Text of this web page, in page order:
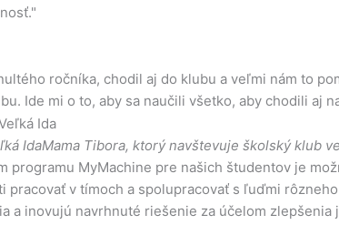
ročníka, chodil aj do klubu a veľmi nám to
Ide mi o to, aby sa naučili všetko, aby chodili aj
IdaMama Tibora, ktorý navštevuje školský klub
programu MyMachine pre našich študentov je
pracovať v tímoch a spolupracovať s ľuďmi
a inovujú navrhnuté riešenie za účelom zlepšenia